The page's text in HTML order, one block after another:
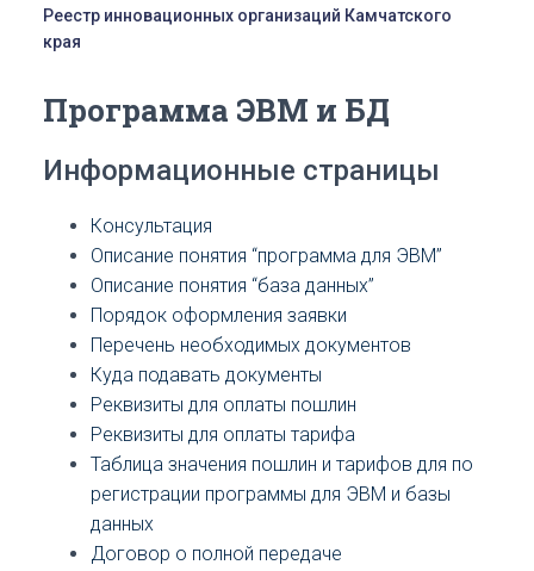
Реестр инновационных организаций Камчатского
края
Программа ЭВМ и БД
Информационные страницы
Консультация
Описание понятия “программа для ЭВМ”
Описание понятия “база данных”
Порядок оформления заявки
Перечень необходимых документов
Куда подавать документы
Реквизиты для оплаты пошлин
Реквизиты для оплаты тарифа
Таблица значения пошлин и тарифов для по
регистрации программы для ЭВМ и базы
данных
Договор о полной передаче